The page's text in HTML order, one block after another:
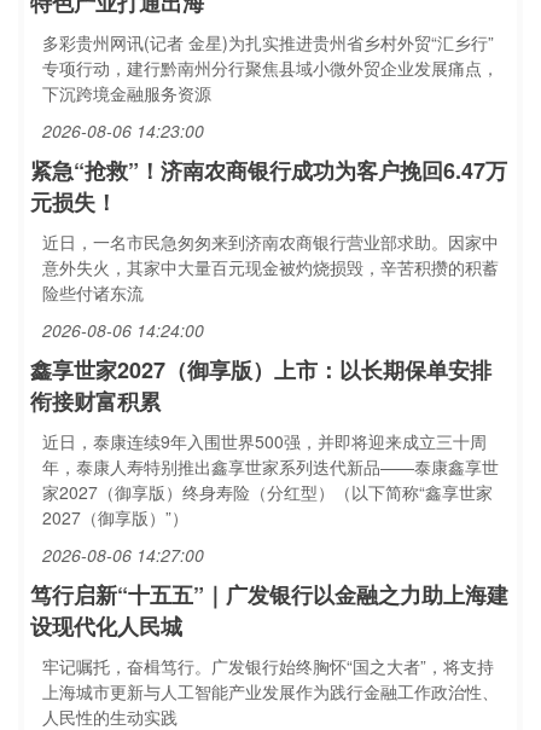
多彩贵州网讯(记者 金星)为扎实推进贵州省乡村外贸“汇乡行”
专项行动，建行黔南州分行聚焦县域小微外贸企业发展痛点，
下沉跨境金融服务资源
2026-08-06 14:23:00
紧急“抢救”！济南农商银行成功为客户挽回6.47万
元损失！
近日，一名市民急匆匆来到济南农商银行营业部求助。因家中
意外失火，其家中大量百元现金被灼烧损毁，辛苦积攒的积蓄
险些付诸东流
2026-08-06 14:24:00
鑫享世家2027（御享版）上市：以长期保单安排
衔接财富积累
近日，泰康连续9年入围世界500强，并即将迎来成立三十周
年，泰康人寿特别推出鑫享世家系列迭代新品——泰康鑫享世
家2027（御享版）终身寿险（分红型）（以下简称“鑫享世家
2027（御享版）”）
2026-08-06 14:27:00
笃行启新“十五五”｜广发银行以金融之力助上海建
设现代化人民城
牢记嘱托，奋楫笃行。广发银行始终胸怀“国之大者”，将支持
上海城市更新与人工智能产业发展作为践行金融工作政治性、
人民性的生动实践